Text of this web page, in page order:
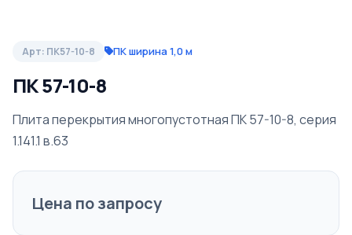
Арт: ПК57-10-8 ПК ширина 1,0 м
ПК 57-10-8
Плита перекрытия многопустотная ПК 57-10-8, серия
1.141.1 в.63
Цена по запросу